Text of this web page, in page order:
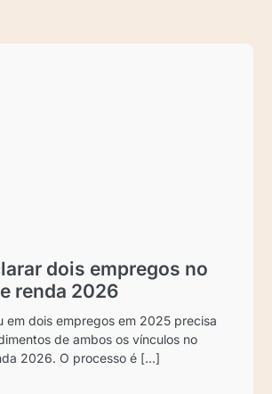
dois empregos no
renda 2026
em dois empregos em 2025 precisa
de ambos os vínculos no
2026. O processo é [...]